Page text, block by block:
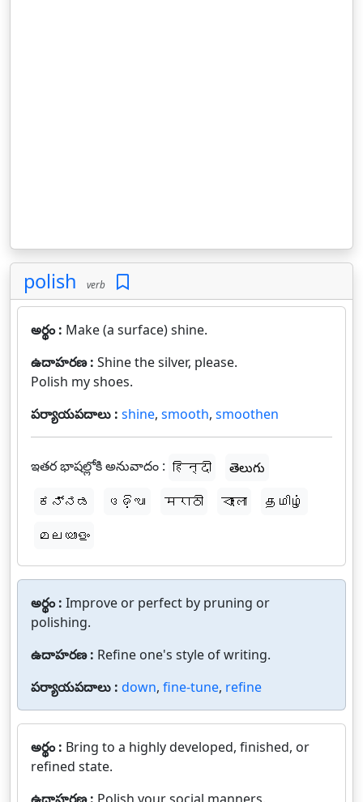
polish verb
అర్థం : Make (a surface) shine.
ఉదాహరణ : Shine the silver, please.
Polish my shoes.
పర్యాయపదాలు : shine, smooth, smoothen
ఇతర భాషల్లోకి అనువాదం : हिन्दी
తెలుగు
ಕನ್ನಡ
ଓଡ଼ିଆ मराठी বাংলা
தமிழ்
മലയാളം
అర్థం : Improve or perfect by pruning or
polishing.
ఉదాహరణ : Refine one's style of writing.
పర్యాయపదాలు : down, fine-tune, refine
అర్థం : Bring to a highly developed, finished, or
refined state.